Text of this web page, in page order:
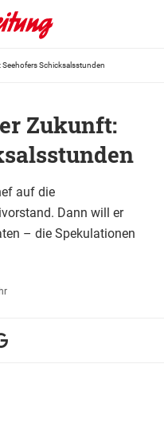
Schicksalsstunden
Zukunft:
auf die
Dann will er
– die Spekulationen